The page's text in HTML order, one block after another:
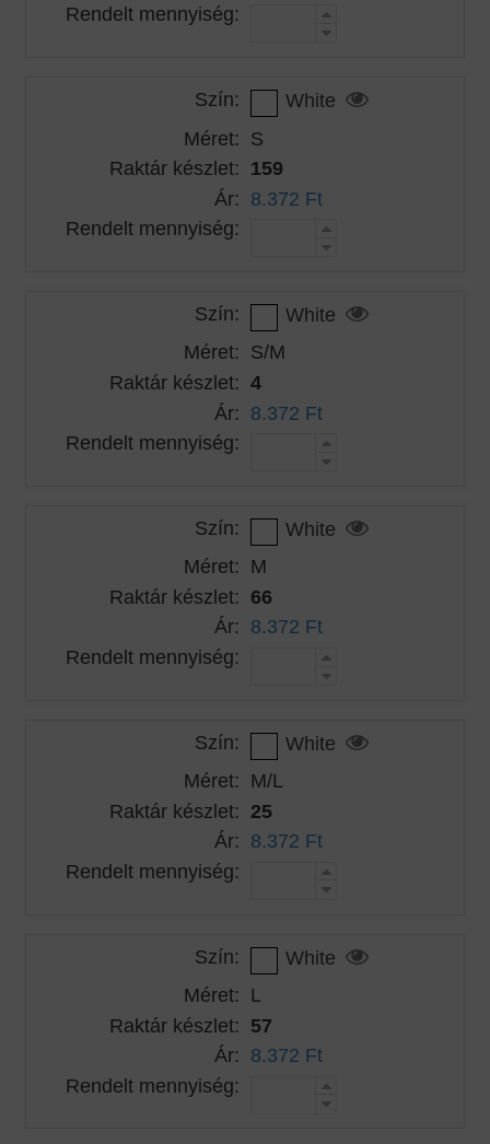
Rendelt mennyiség:
Szín:
White
Méret: S
Raktár készlet: 159
Ár: 8.372 Ft
Rendelt mennyiség:
Szín:
White
Méret: S/M
Raktár készlet: 4
Ár: 8.372 Ft
Rendelt mennyiség:
Szín:
White
Méret: M
Raktár készlet: 66
Ár: 8.372 Ft
Rendelt mennyiség:
Szín:
White
Méret: M/L
Raktár készlet: 25
Ár: 8.372 Ft
Rendelt mennyiség:
Szín:
White
Méret: L
Raktár készlet: 57
Ár: 8.372 Ft
Rendelt mennyiség: